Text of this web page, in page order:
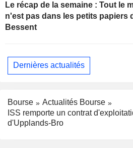
Le récap de la semaine : Tout le
n'est pas dans les petits papiers
Bessent
Dernières actualités
Bourse
Actualités Bourse
ISS remporte un contrat
d'Upplands-Bro